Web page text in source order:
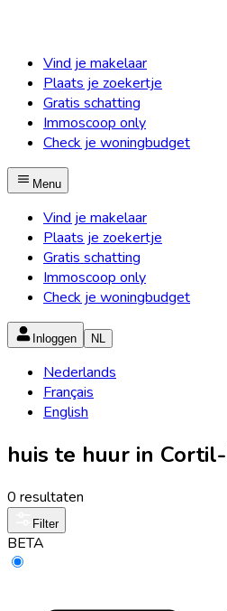
Vind je makelaar
Plaats je zoekertje
Gratis schatting
Immoscoop only
Check je woningbudget
Menu
Vind je makelaar
Plaats je zoekertje
Gratis schatting
Immoscoop only
Check je woningbudget
Inloggen NL
Nederlands
Français
English
huis te huur in
0 resultaten
Filter
BETA